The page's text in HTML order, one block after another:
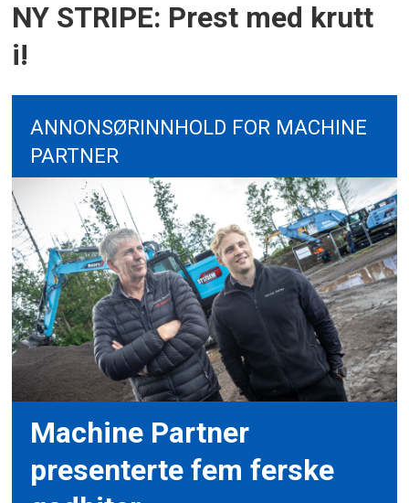
NY STRIPE: Prest med krutt
i!
ANNONSØRINNHOLD FOR MACHINE
PARTNER
Machine Partner
presenterte fem ferske